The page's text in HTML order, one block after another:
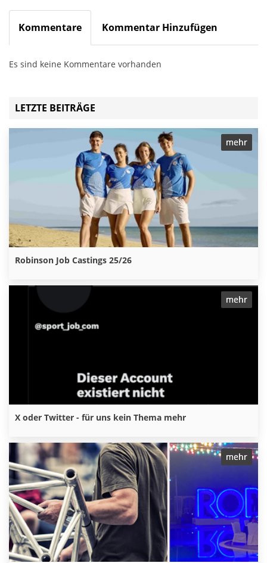
Kommentare Kommentar Hinzufügen
Es sind keine Kommentare vorhanden
LETZTE BEITRÄGE
mehr
Robinson Job Castings 25/26
mehr
X oder Twitter - für uns kein Thema mehr
mehr